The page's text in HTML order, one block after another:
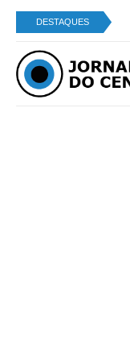
DESTAQUES